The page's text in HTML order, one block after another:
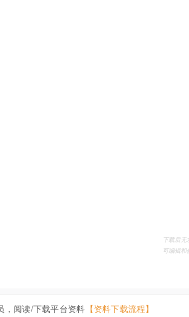
，阅读/下载平台资料 【资料下载流程】